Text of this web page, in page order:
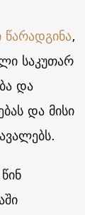
წარადგინა,
საკუთარ
და
და მისი